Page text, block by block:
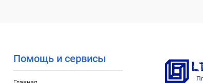
Помощь и сервисы